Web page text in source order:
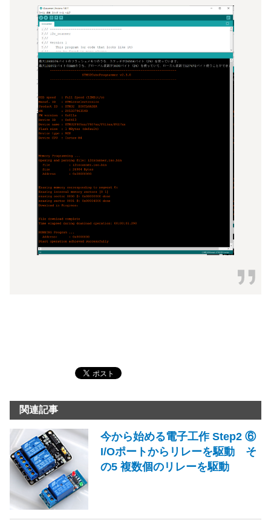
関連記事
今から始める電子工作 Step2 ⑥
I/Oポートからリレーを駆動 そ
の5 複数個のリレーを駆動